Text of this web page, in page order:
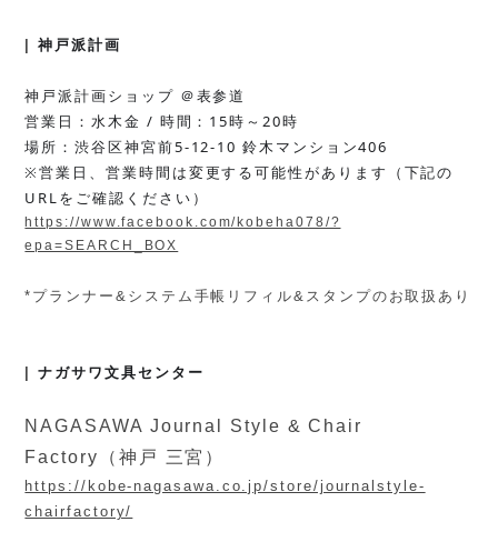
|神戸派計画
神戸派計画ショップ ＠表参道
営業日：水木金 / 時間：15時～20時
場所：渋谷区神宮前5-12-10鈴木マンション406
※営業日、営業時間は変更する可能性があります（下記の
URLをご確認ください）
https://www.facebook.com/kobeha078/?
epa=SEARCH_BOX
*プランナー&システム手帳リフィル&スタンプのお取扱あり
|ナガサワ文具センター
NAGASAWA Journal Style & Chair
Factory（神戸 三宮）
https://kobe-nagasawa.co.jp/store/journalstyle-
chairfactory/